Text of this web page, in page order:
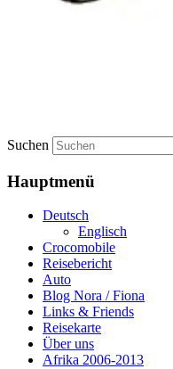
Suchen
Hauptmenü
Deutsch
Englisch
Crocomobile
Reisebericht
Auto
Blog Nora / Fiona
Links & Friends
Reisekarte
Über uns
Afrika 2006-2013